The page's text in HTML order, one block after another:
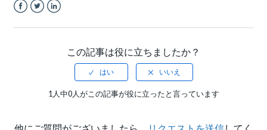
この記事は役に立ちましたか？
1人中0人がこの記事が役に立ったと言っています